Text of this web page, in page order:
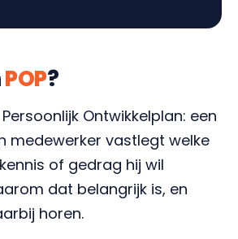
POP?
Ontwikkelplan: een
medewerker vastlegt welke
of gedrag hij wil
dat belangrijk is, en
horen.